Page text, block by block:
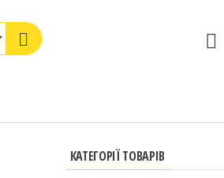
КАТЕГОРІЇ ТОВАРІВ